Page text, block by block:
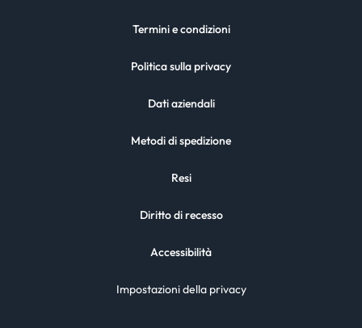
Termini e condizioni
Politica sulla privacy
Dati aziendali
Metodi di spedizione
Resi
Diritto di recesso
Accessibilità
Impostazioni della privacy